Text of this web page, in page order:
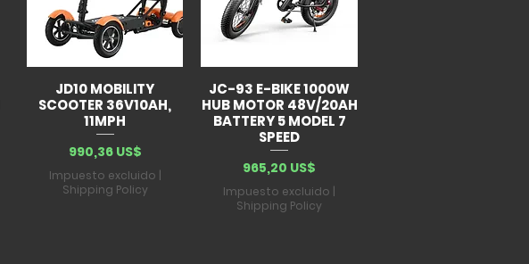
JD10 MOBILITY
SCOOTER 36V10AH,
11MPH
Precio
990,36 US$
Impuesto excluido
Shipping Policy
JC-93 E-BIKE 1000W
HUB MOTOR 48V/20AH
BATTERY 5 MODEL 7
SPEED
Precio
965,20 US$
Impuesto excluido
Shipping Policy